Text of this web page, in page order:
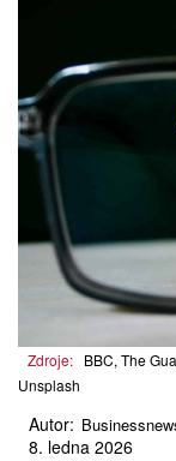
Zdroje: BBC, The
Unsplash
Autor:
8. ledna 2026